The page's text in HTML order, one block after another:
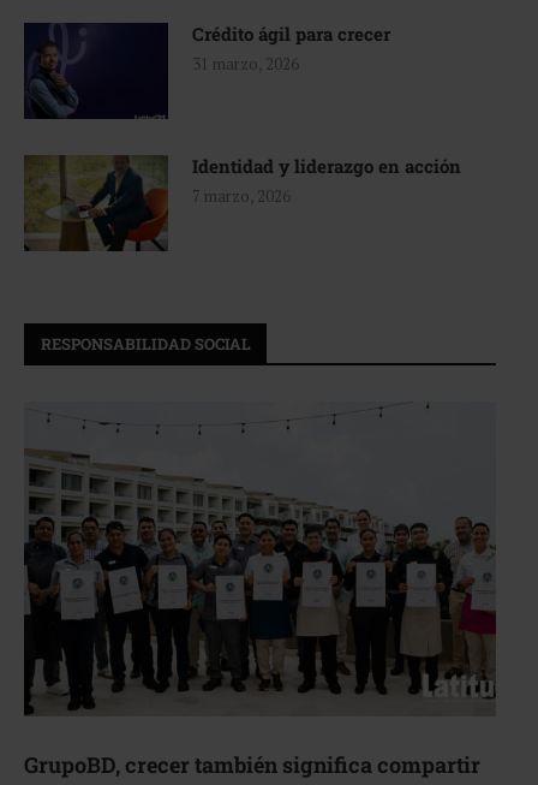
Crédito ágil para crecer
31 marzo, 2026
Identidad y liderazgo en acción
7 marzo, 2026
RESPONSABILIDAD SOCIAL
GrupoBD, crecer también significa compartir